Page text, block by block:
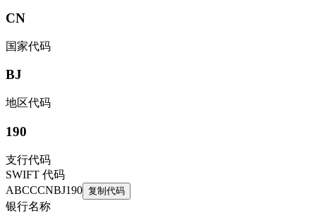
CN
国家代码
BJ
地区代码
190
支行代码
SWIFT 代码
ABCCCNBJ190 复制代码
银行名称